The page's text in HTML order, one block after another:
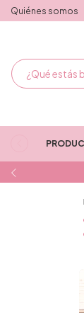
Quiénes somos